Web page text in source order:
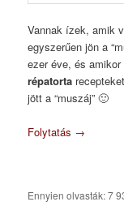
Vannak ízek, amik
egyszerűen jön a
ezer éve, és
répatorta
jött a “muszáj” 🙂
Folytatás →
Ennyien olvasták: 7